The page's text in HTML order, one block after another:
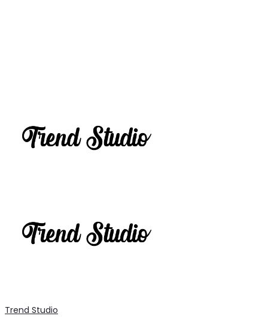
Trend Studio